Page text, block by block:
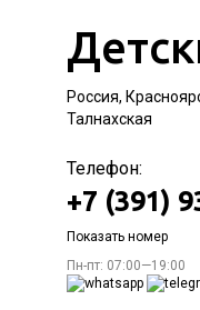
Россия,
Талнахская
Телефон:
+7 (391)
Показать номер
Пн-пт: 07:00—19:00